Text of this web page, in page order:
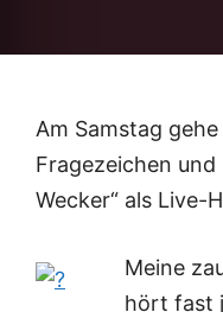
Am Samstag
Fragezeichen und
Wecker“ als Live-
Meine
hört fast